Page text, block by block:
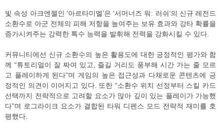
빛 속성 아크엔젤인 ‘아르타미엘’은 ‘서머너즈 워: 러쉬’의 신규 레전드
소환수로 아군 전체의 피해 저항을 높여주는 보유 효과와 강타 확률을
증가시켜주는 강력한 특수 능력을 발휘해 전력을 강화시킬 수 있다.
커뮤니티에선 신규 소환수의 높은 활용도에 대한 긍정적인 평가와 함
께 “튜토리얼이 잘 짜여 있고, 즐길 거리도 풍부해 시간 가는 줄 모르
고 플레이하게 된다”며 게임의 높은 접근성과 다채로운 콘텐츠에 긍
정적인 의견이 이어지고 있다. 또한 “소환수 위치 선정부터 스킬 카드
선택까지 전략적으로 고려할 요소가 많아 깊이 있는 플레이가 가능했
다”며 로그라이크 요소가 결합된 타워 디펜스 모드 전략적 재미를 호
평했다.